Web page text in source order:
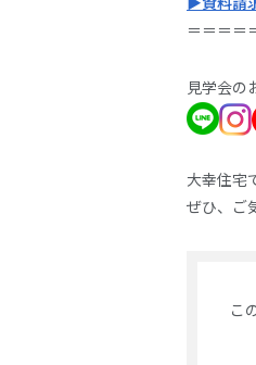
＝＝＝＝
見学会の
大幸住宅
ぜひ、ご
こ